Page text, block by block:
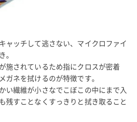
ャッチして逃さない、マイクロファイ
。
施されているため指にクロスが密着
ガネを拭けるのが特徴です。
い繊維が小さなでこぼこの中にまで入
残すことなくすっきりと拭き取ること